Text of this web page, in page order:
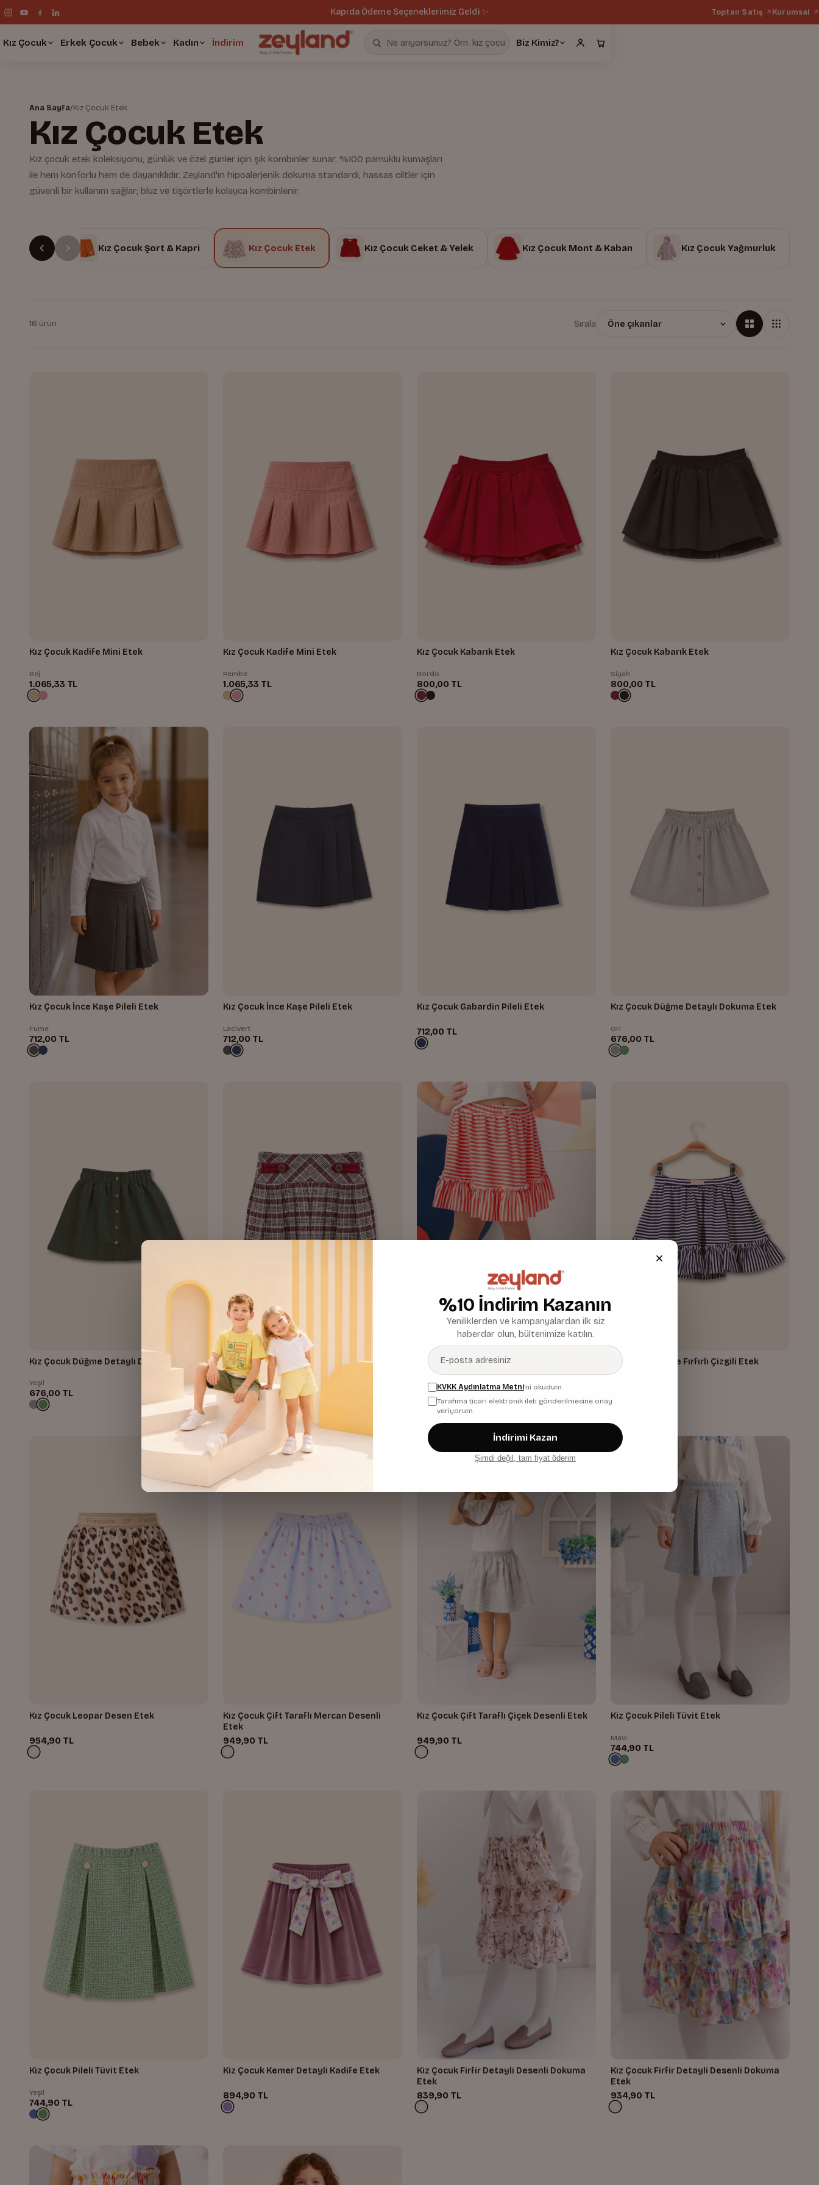
Kapıda Ödeme Seçeneklerimiz Geldi ✨ Toptan Satış Kurumsal
Kız Çocuk Erkek Çocuk Bebek Kadın İndirim Biz Kimiz?
Ana Sayfa/Kız Çocuk Etek
Kız Çocuk Etek
Kız çocuk etek koleksiyonu, günlük ve özel günler için şık kombinler sunar. %100 pamuklu kumaşları
ile hem konforlu hem de dayanıklıdır. Zeyland'ın hipoalerjenik dokuma standardı, hassas ciltler için
güvenli bir kullanım sağlar; bluz ve tişörtlerle kolayca kombinlenir.
Tulumu Kız Çocuk Şort & Kapri Kız Çocuk Etek Kız Çocuk Ceket & Yelek Kız Çocuk Mont & Kaban Kız Çocuk Yağmurluk
16 ürün Sırala
Kız Çocuk Kadife Mini Etek
Bej
1.065,33 TL
Kız Çocuk Kadife Mini Etek
Pembe
1.065,33 TL
Kız Çocuk Kabarık Etek
Bordo
800,00 TL
Kız Çocuk Kabarık Etek
Siyah
800,00 TL
Kız Çocuk İnce Kaşe Pileli Etek
Fume
712,00 TL
Kız Çocuk İnce Kaşe Pileli Etek
Lacivert
712,00 TL
Kız Çocuk Gabardin Pileli Etek
712,00 TL
Kız Çocuk Düğme Detaylı Dokuma Etek
Gri
676,00 TL
Kız Çocuk Düğme Detaylı Dokuma Etek
Yeşil
676,00 TL
Kız Çocuk Ekose Pileli Etek
789,99 TL
Kız Çocuk Penye Fırfırlı Çizgili Etek
Coral Çizgili
576,00 TL
Kız Çocuk Penye Fırfırlı Çizgili Etek
Kız Çocuk Leopar Desen Etek
954,90 TL
Kız Çocuk Çift Taraflı Mercan Desenli
Etek
949,90 TL
Kız Çocuk Çift Taraflı Çiçek Desenli Etek
949,90 TL
Kiz Çocuk Pileli Tüvit Etek
Mavi
744,90 TL
Kiz Çocuk Pileli Tüvit Etek
Yeşil
744,90 TL
Kiz Çocuk Kemer Detayli Kadife Etek
894,90 TL
Kiz Çocuk Firfir Detayli Desenli Dokuma
Etek
839,90 TL
Kiz Çocuk Firfir Detayli Desenli Dokuma
Etek
934,90 TL
%10 İndirim Kazanın
Yeniliklerden ve kampanyalardan ilk siz
haberdar olun, bültenimize katılın.
KVKK Aydınlatma Metni'ni okudum.
Tarafıma ticari elektronik ileti gönderilmesine onay
veriyorum.
İndirimi Kazan
Şimdi değil, tam fiyat öderim